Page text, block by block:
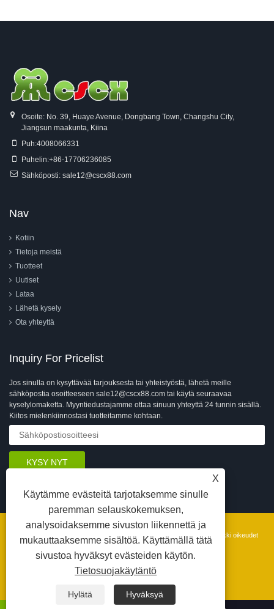
Osoite: No. 39, Huaye Avenue, Dongbang Town, Changshu City,
Jiangsun maakunta, Kiina
Puh:4008066331
Puhelin:+86-17706236085
Sähköposti: sale12@cscx88.com
Nav
Kotiin
Tietoja meistä
Tuotteet
Uutiset
Lataa
Lähetä kysely
Ota yhteyttä
Inquiry For Pricelist
Jos sinulla on kysyttävää tarjouksesta tai yhteistyöstä, lähetä meille
sähköpostia osoitteeseen sale12@cscx88.com tai käytä seuraavaa
kyselylomaketta. Myyntiedustajamme ottaa sinuun yhteyttä 24 tunnin sisällä.
Kiitos mielenkiinnostasi tuotteitamme kohtaan.
Copyright © 2026 Changshu Changxin Textile Equipment Co., Ltd. Kaikki oikeudet
pidätetään.
苏公网安备 32058102002902号
Linkit
Sitemap RSS XML Privacy Policy
X
Käytämme evästeitä tarjotaksemme sinulle
paremman selauskokemuksen,
analysoidaksemme sivuston liikennettä ja
mukauttaaksemme sisältöä. Käyttämällä tätä
sivustoa hyväksyt evästeiden käytön.
Tietosuojakäytäntö
Hylätä
Hyväksyä